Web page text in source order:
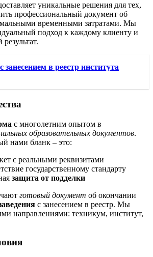
уникальные решения для тех,
профессиональный документ об
временными затратами. Мы
подход к каждому клиенту и
в реестр института
с многолетним опытом в
образовательных документов.
нами бланк – это:
с реальными реквизитами
государственному стандарту
защита от подделки
готовый документ об окончании
с занесением в реестр. Мы
направлениями: техникум, институт,